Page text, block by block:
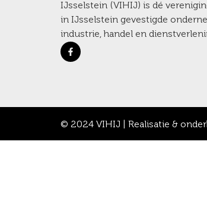
IJsselstein (VIHIJ) is dé
in IJsselstein gevestigde
industrie, handel en
© 2024 VIHIJ | Realisatie &